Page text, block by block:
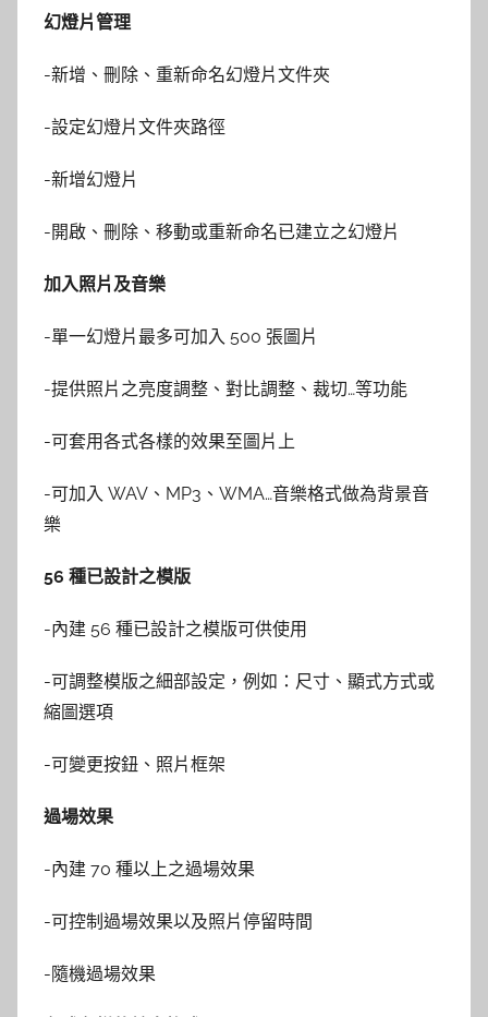
幻燈片管理
-新增、刪除、重新命名幻燈片文件夾
-設定幻燈片文件夾路徑
-新增幻燈片
-開啟、刪除、移動或重新命名已建立之幻燈片
加入照片及音樂
-單一幻燈片最多可加入 500 張圖片
-提供照片之亮度調整、對比調整、裁切…等功能
-可套用各式各樣的效果至圖片上
-可加入 WAV、MP3、WMA…音樂格式做為背景音
樂
56 種已設計之模版
-內建 56 種已設計之模版可供使用
-可調整模版之細部設定，例如：尺寸、顯式方式或
縮圖選項
-可變更按鈕、照片框架
過場效果
-內建 70 種以上之過場效果
-可控制過場效果以及照片停留時間
-隨機過場效果